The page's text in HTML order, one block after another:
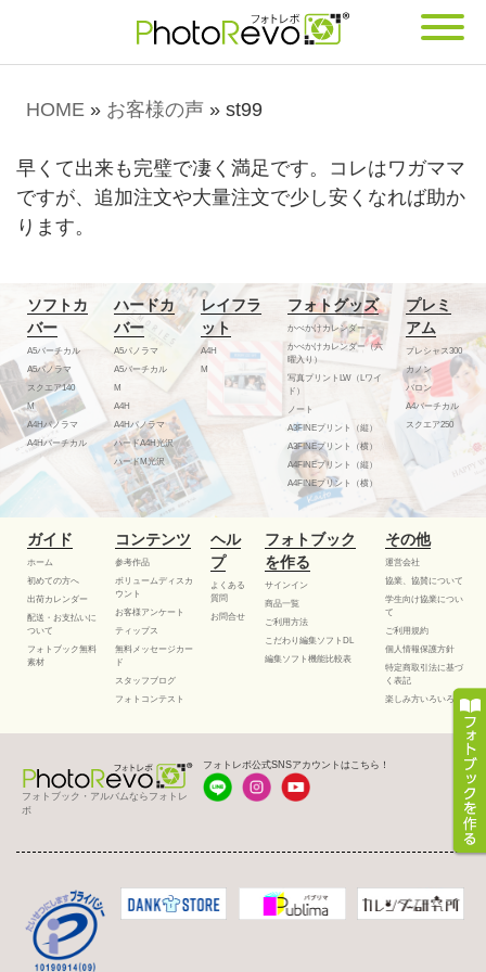
HOME » お客様の声 » st99
早くて出来も完璧で凄く満足です。コレはワガママ
ですが、追加注文や大量注文で少し安くなれば助か
ります。
ソフトカ
バー
A5バーチカル
A5パノラマ
スクエア140
M
A4Hパノラマ
A4Hバーチカル
ハードカ
バー
A5パノラマ
A5バーチカル
M
A4H
A4Hパノラマ
ハードA4H光沢
ハードM光沢
レイフラ
ット
A4H
M
フォトグッズ
かべかけカレンダー
かべかけカレンダー（六
曜入り）
写真プリントLW（Lワイ
ド）
ノート
A3FINEプリント（縦）
A3FINEプリント（横）
A4FINEプリント（縦）
A4FINEプリント（横）
プレミ
アム
プレシャス300
カノン
バロン
A4バーチカル
スクエア250
ガイド
ホーム
初めての方へ
出荷カレンダー
配送・お支払いに
ついて
フォトブック無料
素材
コンテンツ
参考作品
ボリュームディスカ
ウント
お客様アンケート
ティップス
無料メッセージカー
ド
スタッフブログ
フォトコンテスト
ヘル
プ
よくある
質問
お問合せ
フォトブック
を作る
サインイン
商品一覧
ご利用方法
こだわり編集ソフトDL
編集ソフト機能比較表
その他
運営会社
協業、協賛について
学生向け協業につい
て
ご利用規約
個人情報保護方針
特定商取引法に基づ
く表記
楽しみ方いろいろ
フォトブック・アルバムならフォトレ
ボ
フォトレボ公式SNSアカウントはこちら！